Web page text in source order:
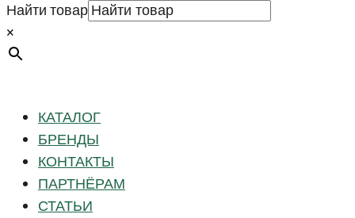
Найти товар
×
КАТАЛОГ
БРЕНДЫ
КОНТАКТЫ
ПАРТНЁРАМ
СТАТЬИ